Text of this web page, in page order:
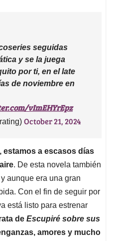
seguidas
y se la juega
por ti, en el late
de noviembre en
vImEHYrEpz
October 21, 2024
estamos a escasos días
. De esta novela también
aunque era una gran
Con el fin de seguir por
está listo para estrenar
de Escupiré sobre sus
amores y mucho